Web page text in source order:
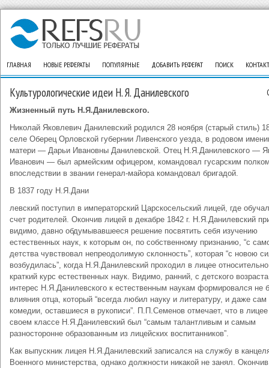
ГЛАВНАЯ НОВЫЕ РЕФЕРАТЫ ПОПУЛЯРНЫЕ ДОБАВИТЬ РЕФЕРАТ ПОИСК
Культурологические идеи Н. Я. Данилевского
Жизненный путь Н.Я.Данилевского.
Николай Яковлевич Данилевский родился 28 ноября (старый стиль)
селе Оберец Орловской губернии Ливенского уезда, в родовом
матери — Дарьи Ивановны Данилевской. Отец Н.Я.Данилевского —
Иванович — был армейским офицером, командовал гусарским
впоследствии в звании генерал-майора командовал бригадой.
В 1837 году Н.Я.Дани
левский поступил в императорский Царскосельский лицей, где
счет родителей. Окончив лицей в декабре 1842 г. Н.Я.Данилевский
видимо, давно обдумывавшееся решение посвятить себя изучению
естественных наук, к которым он, по собственному признанию, “с
детства чувствовал непреодолимую склонность”, которая “с новою
возбудилась”, когда Н.Я.Данилевский проходил в лицее относительно
краткий курс естественных наук. Видимо, ранний, с детского
интерес Н.Я.Данилевского к естественным наукам формировался не
влияния отца, который “всегда любил науку и литературу, и даже сам
комедии, оставшиеся в рукописи”. П.П.Семенов отмечает, что в
своем классе Н.Я.Данилевский был “самым талантливым и самым
разносторонне образованным из лицейских воспитанников”.
Как выпускник лицея Н.Я.Данилевский записался на службу в
Военного министерства, однако должности никакой не занял. Окончив